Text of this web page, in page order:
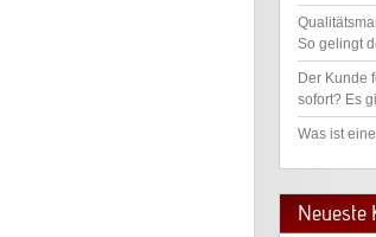
So gelingt
Der Kunde
sofort? Es
Was ist
Neueste